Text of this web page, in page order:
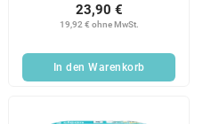
19,92 € ohne MwSt.
23,90 €
In den Warenkorb